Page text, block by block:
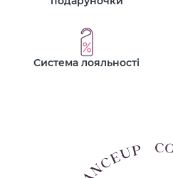
Система лояльності